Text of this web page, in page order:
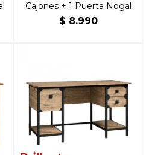
Cajones + 1 Puerta Nogal
$ 8.990